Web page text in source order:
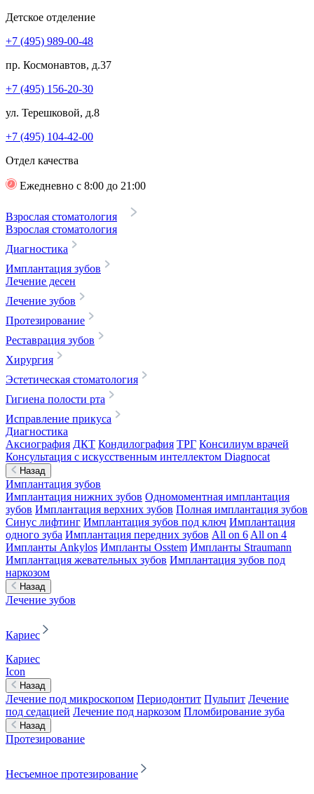
Детское отделение
+7 (495) 989-00-48
пр. Космонавтов, д.37
+7 (495) 156-20-30
ул. Терешковой, д.8
+7 (495) 104-42-00
Отдел качества
Ежедневно с 8:00 до 21:00
Взрослая стоматология
Взрослая стоматология
Диагностика
Имплантация зубов
Лечение десен
Лечение зубов
Протезирование
Реставрация зубов
Хирургия
Эстетическая стоматология
Гигиена полости рта
Исправление прикуса
Диагностика
Аксиография ДКТ Кондилография ТРГ Консилиум врачей
Консультация с искусственным интеллектом Diagnocat
Назад
Имплантация зубов
Имплантация нижних зубов Одномоментная имплантация
зубов Имплантация верхних зубов Полная имплантация зубов
Синус лифтинг Имплантация зубов под ключ Имплантация
одного зуба Имплантация передних зубов All on 6 All on 4
Импланты Ankylos Импланты Osstem Импланты Straumann
Имплантация жевательных зубов Имплантация зубов под
наркозом
Назад
Лечение зубов
Кариес
Кариес
Icon
Назад
Лечение под микроскопом Периодонтит Пульпит Лечение
под седацией Лечение под наркозом Пломбирование зуба
Назад
Протезирование
Несъемное протезирование